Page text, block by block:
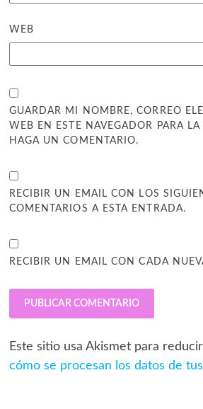
WEB
GUARDAR MI NOMBRE, CORREO
WEB EN ESTE NAVEGADOR PARA
HAGA UN COMENTARIO.
RECIBIR UN EMAIL CON LOS
COMENTARIOS A ESTA ENTRADA.
RECIBIR UN EMAIL CON CADA
Este sitio usa Akismet para
cómo se procesan los datos de